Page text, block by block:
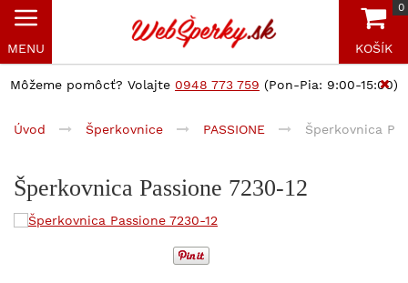
MENU
0
KOŠÍK
Môžeme pomôcť? Volajte 0948 773 759 (Pon-Pia: 9:00-15:00)
Úvod Šperkovnice PASSIONE Šperkovnica
Šperkovnica Passione 7230-12